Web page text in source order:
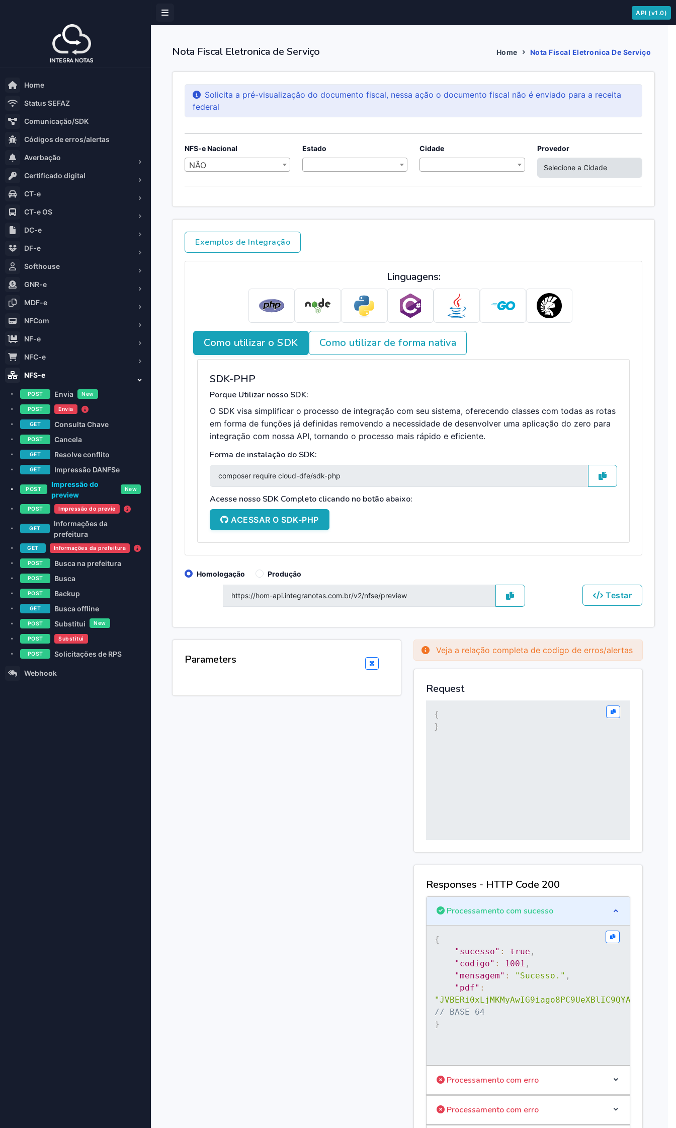
Home
Status SEFAZ
Comunicação/SDK
Códigos de erros/alertas
Averbação
Certificado digital
CT-e
CT-e OS
DC-e
DF-e
Softhouse
GNR-e
MDF-e
NFCom
NF-e
NFC-e
NFS-e
POST Envia New
POST Envia
GET Consulta Chave
POST Cancela
GET Resolve conflito
GET Impressão DANFSe
POST
Impressão do
preview
New
POST Impressão do previe
GET
Informações da
prefeitura
GET Informações da prefeitura
POST Busca na prefeitura
POST Busca
POST Backup
GET Busca offline
POST Substitui New
POST Substitui
POST Solicitações de RPS
Webhook
API (v1.0)
Nota Fiscal Eletronica de Serviço Home Nota Fiscal Eletronica De Serviço
Solicita a pré-visualização do documento fiscal, nessa ação o documento fiscal não é enviado para a receita
federal
NFS-e Nacional
NÃO
Estado Cidade Provedor
Exemplos de Integração
Linguagens:
Como utilizar o SDK Como utilizar de forma nativa
SDK-PHP
Porque Utilizar nosso SDK:
O SDK visa simplificar o processo de integração com seu sistema, oferecendo classes com todas as rotas
em forma de funções já definidas removendo a necessidade de desenvolver uma aplicação do zero para
integração com nossa API, tornando o processo mais rápido e eficiente.
Forma de instalação do SDK:
Acesse nosso SDK Completo clicando no botão abaixo:
ACESSAR O SDK-PHP
Homologação Produção
Testar
Parameters
Veja a relação completa de codigo de erros/alertas
Request
{
}
Responses - HTTP Code 200
Processamento com sucesso
{
"sucesso" : true ,
"codigo" : 1001 ,
"mensagem" : "Sucesso." ,
"pdf" :
// BASE 64
}
Processamento com erro
Processamento com erro